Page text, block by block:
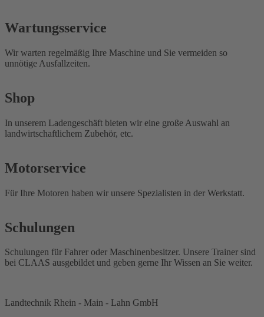
Wartungsservice
Wir warten regelmäßig Ihre Maschine und Sie vermeiden so
unnötige Ausfallzeiten.
Shop
In unserem Ladengeschäft bieten wir eine große Auswahl an
landwirtschaftlichem Zubehör, etc.
Motorservice
Für Ihre Motoren haben wir unsere Spezialisten in der Werkstatt.
Schulungen
Schulungen für Fahrer oder Maschinenbesitzer. Unsere Trainer sind
bei CLAAS ausgebildet und geben gerne Ihr Wissen an Sie weiter.
Landtechnik Rhein - Main - Lahn GmbH